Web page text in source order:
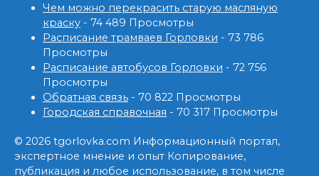
Чем можно перекрасить старую масляную
краску - 74 489 Просмотры
Расписание трамваев Горловки - 73 786
Просмотры
Расписание автобусов Горловки - 72 756
Просмотры
Обратная связь - 70 822 Просмотры
Городская справочная - 70 317 Просмотры
© 2026 tgorlovka.com Информационный портал,
экспертное мнение и опыт Копирование,
публикация и любое использование, в том числе